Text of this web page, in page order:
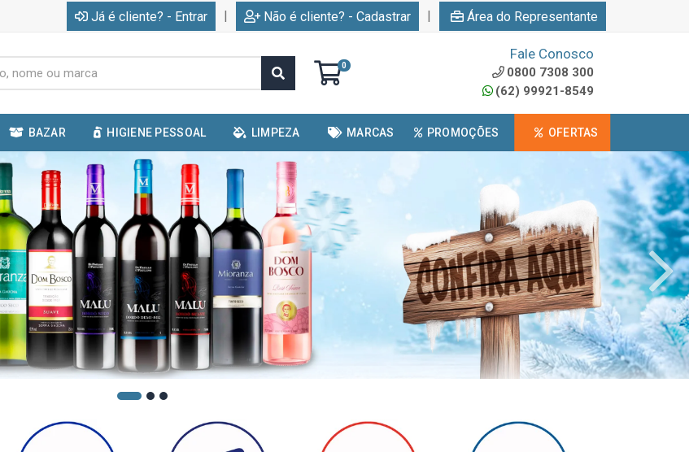
Já é cliente? - Entrar | Não é cliente? - Cadastrar | Área do Representante
0
Fale Conosco
0800 7308 300
(62) 99921-8549
BAZAR HIGIENE PESSOAL LIMPEZA MARCAS PROMOÇÕES OFERTAS